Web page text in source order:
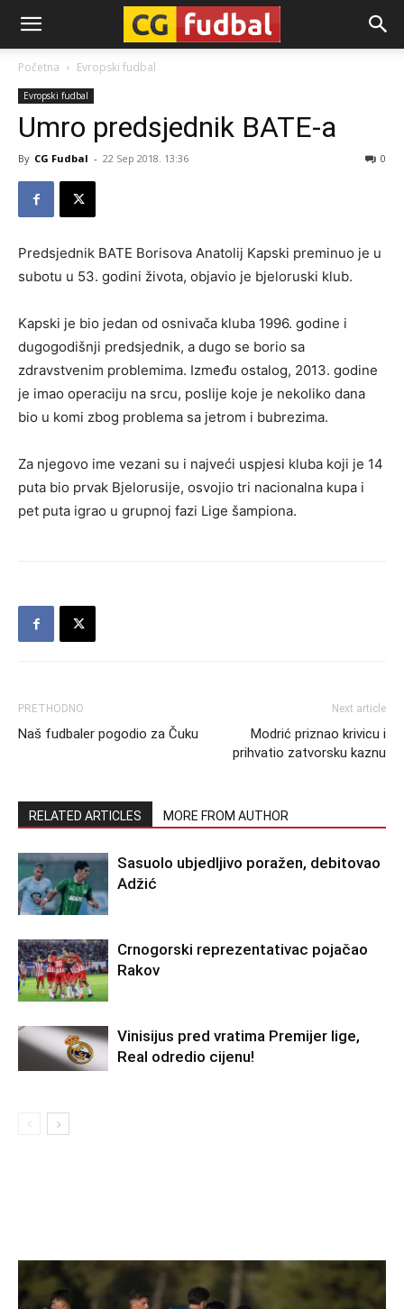
CG-
Fudbal
Početna Evropski fudbal
Evropski fudbal
Umro predsjednik BATE-a
By CG Fudbal - 22 Sep 2018. 13:36 0
Predsjednik BATE Borisova Anatolij Kapski preminuo je u
subotu u 53. godini života, objavio je bjeloruski klub.
Kapski je bio jedan od osnivača kluba 1996. godine i
dugogodišnji predsjednik, a dugo se borio sa
zdravstvenim problemima. Između ostalog, 2013. godine
je imao operaciju na srcu, poslije koje je nekoliko dana
bio u komi zbog problema sa jetrom i bubrezima.
Za njegovo ime vezani su i najveći uspjesi kluba koji je 14
puta bio prvak Bjelorusije, osvojio tri nacionalna kupa i
pet puta igrao u grupnoj fazi Lige šampiona.
PRETHODNO
Naš fudbaler pogodio za Čuku
Next article
Modrić priznao krivicu i
prihvatio zatvorsku kaznu
RELATED ARTICLES MORE FROM AUTHOR
Sasuolo ubjedljivo poražen, debitovao
Adžić
Crnogorski reprezentativac pojačao
Rakov
Vinisijus pred vratima Premijer lige,
Real odredio cijenu!